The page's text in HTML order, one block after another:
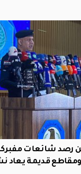
رصد شائعات
قديمة يعاد